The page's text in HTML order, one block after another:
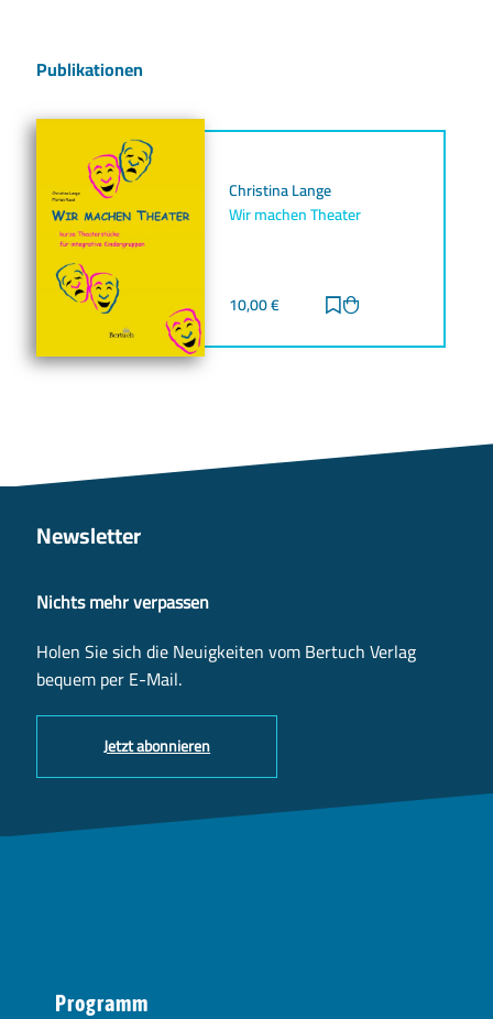
Publikationen
Christina Lange
Wir machen Theater
10,00€ Zur Merkliste
Newsletter
Nichts mehr verpassen
Holen Sie sich die Neuigkeiten vom Bertuch Verlag
bequem per E-Mail.
Jetzt abonnieren
Programm